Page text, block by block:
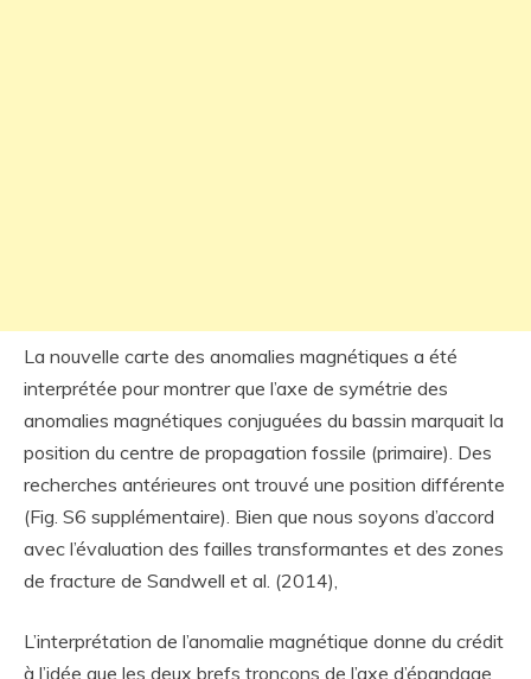
La nouvelle carte des anomalies magnétiques a été
interprétée pour montrer que l’axe de symétrie des
anomalies magnétiques conjuguées du bassin marquait la
position du centre de propagation fossile (primaire). Des
recherches antérieures ont trouvé une position différente
(Fig. S6 supplémentaire). Bien que nous soyons d’accord
avec l’évaluation des failles transformantes et des zones
de fracture de Sandwell et al. (2014),
L’interprétation de l’anomalie magnétique donne du crédit
à l’idée que les deux brefs tronçons de l’axe d’épandage